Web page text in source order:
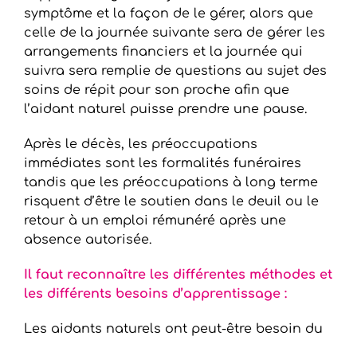
symptôme et la façon de le gérer, alors que
celle de la journée suivante sera de gérer les
arrangements financiers et la journée qui
suivra sera remplie de questions au sujet des
soins de répit pour son proche afin que
l’aidant naturel puisse prendre une pause.
Après le décès, les préoccupations
immédiates sont les formalités funéraires
tandis que les préoccupations à long terme
risquent d’être le soutien dans le deuil ou le
retour à un emploi rémunéré après une
absence autorisée.
Il faut reconnaître les différentes méthodes et
les différents besoins d’apprentissage :
Les aidants naturels ont peut-être besoin du